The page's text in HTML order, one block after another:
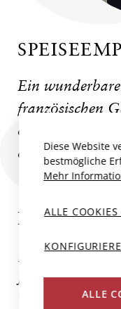
Ein
französischen
oder "Coq au
oder Risotto
DOMAINE
„Dame
Jeanne Piollot,
Weingut 2017
Diese Website
bestmögliche
Mehr
ALLE
ALLE